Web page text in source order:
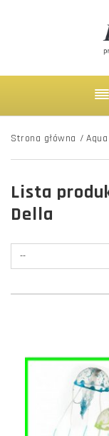
Strona główna /
Lista
Della
--